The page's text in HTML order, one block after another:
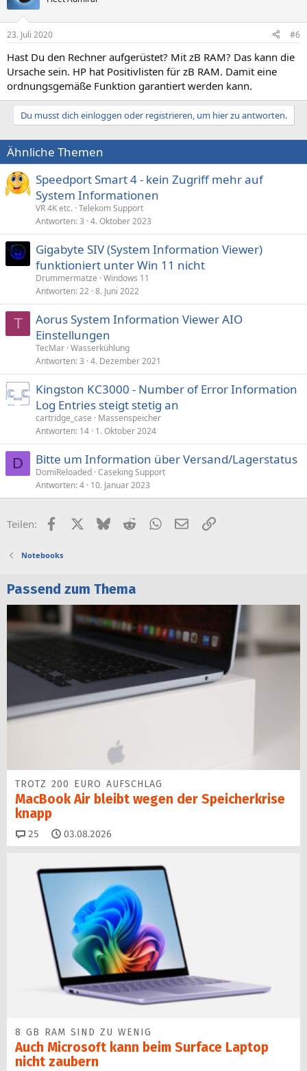
23. Juli 2020 #6
Hast Du den Rechner aufgerüstet? Mit zB RAM? Das kann die
Ursache sein. HP hat Positivlisten für zB RAM. Damit eine
ordnungsgemäße Funktion garantiert werden kann.
Du musst dich einloggen oder registrieren, um hier zu antworten.
Ähnliche Themen
Speedport Smart 4 - kein Zugriff mehr auf
System Informationen
VR 4K etc. Telekom Support
Antworten 3 4. Oktober 2023
Gigabyte SIV (System Information Viewer)
funktioniert unter Win 11 nicht
Drummermatze Windows 11
Antworten 22 8. Juni 2022
T
Aorus System Information Viewer AIO
Einstellungen
TecMar Wasserkühlung
Antworten 3 4. Dezember 2021
Kingston KC3000 - Number of Error Information
Log Entries steigt stetig an
cartridge_case
Massenspeicher
Antworten 14 1. Oktober 2024
D Bitte um Information über Versand/Lagerstatus
DomiReloaded Caseking Support
Antworten 4 10. Januar 2023
Teilen: FacebookX (Twitter)
BlueskyRedditWhatsApp
E-MailLink
Notebooks
Passend zum Thema
TROTZ 200 EURO AUFSCHLAG
MacBook Air bleibt wegen der Speicherkrise
knapp
25 Kommentare
03.08.2026
8 GB RAM SIND ZU WENIG
Auch Microsoft kann beim Surface Laptop
nicht zaubern